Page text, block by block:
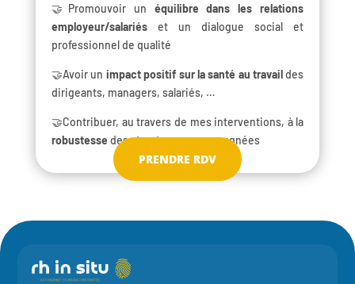
🤝Promouvoir un équilibre dans les relations
employeur/salariéset un dialogue social et
professionnel de qualité
🤝Avoir un impact positif sur la santé au travaildes
dirigeants, managers, salariés, …
🤝Contribuer, au travers de mes interventions, à la
robustesse des structures accompagnées
PRENDRE RDV